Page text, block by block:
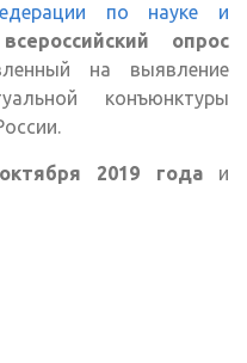
по науке и
всероссийский опрос
на выявление
конъюнктуры
2019 года и